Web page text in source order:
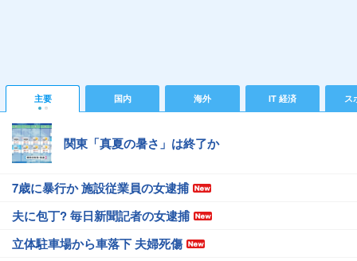
主要 国内 海外 IT 経済 ス
関東「真夏の暑さ」は終了か
7歳に暴行か 施設従業員の女逮捕
夫に包丁? 毎日新聞記者の女逮捕
立体駐車場から車落下 夫婦死傷